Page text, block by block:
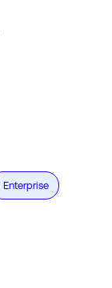
Enterprise